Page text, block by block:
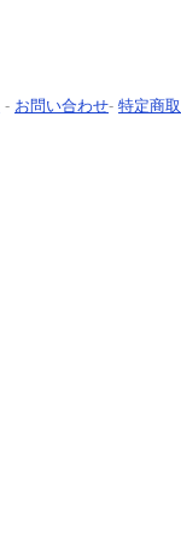
- お問い合わせ- 特定商